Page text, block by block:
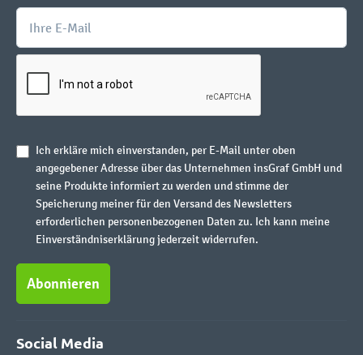
Ich erkläre mich einverstanden, per E-Mail unter oben
angegebener Adresse über das Unternehmen insGraf GmbH und
seine Produkte informiert zu werden und stimme der
Speicherung meiner für den Versand des Newsletters
erforderlichen personenbezogenen Daten zu. Ich kann meine
Einverständniserklärung jederzeit widerrufen.
Abonnieren
Social Media